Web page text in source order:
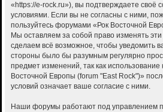
«https://e-rock.ru»), вы подтверждаете своё
условиями. Если вы не согласны с ними,
пользуйтесь форумами «Рок Восточной
Мы оставляем за собой право изменять
сделаем всё возможное, чтобы уведомить
стороны было бы разумным регулярно
предмет изменений, так как
Восточной Европы (forum "East Rock")»
условий означает ваше согласие с ними.
Наши форумы работают под управлением